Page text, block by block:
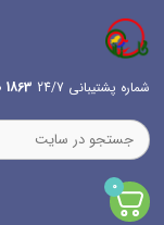
شماره پشتیبانی 24/7 1863 700 0911
0